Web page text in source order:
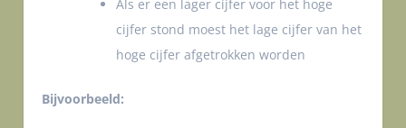
Als er een lager cijfer voor het hoge
cijfer stond moest het lage cijfer van het
hoge cijfer afgetrokken worden
Bijvoorbeeld: